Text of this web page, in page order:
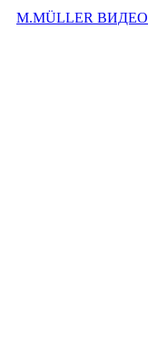
M.MÜLLER ВИДЕО